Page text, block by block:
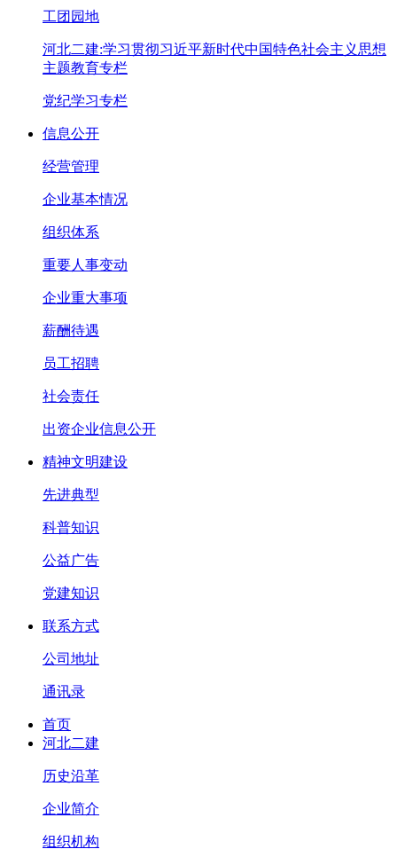
工团园地
河北二建:学习贯彻习近平新时代中国特色社会主义思想
主题教育专栏
党纪学习专栏
信息公开
经营管理
企业基本情况
组织体系
重要人事变动
企业重大事项
薪酬待遇
员工招聘
社会责任
出资企业信息公开
精神文明建设
先进典型
科普知识
公益广告
党建知识
联系方式
公司地址
通讯录
首页
河北二建
历史沿革
企业简介
组织机构